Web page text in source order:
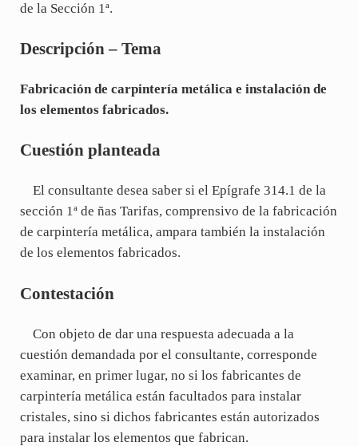
de la Sección 1ª.
Descripción – Tema
Fabricación de carpintería metálica e instalación de
los elementos fabricados.
Cuestión planteada
El consultante desea saber si el Epígrafe 314.1 de la
sección 1ª de ñas Tarifas, comprensivo de la fabricación
de carpintería metálica, ampara también la instalación
de los elementos fabricados.
Contestación
Con objeto de dar una respuesta adecuada a la
cuestión demandada por el consultante, corresponde
examinar, en primer lugar, no si los fabricantes de
carpintería metálica están facultados para instalar
cristales, sino si dichos fabricantes están autorizados
para instalar los elementos que fabrican.